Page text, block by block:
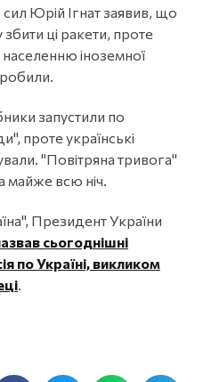
Юрій Ігнат заявив, що
ці ракети, проте
населенню іноземної
запустили по
проте українські
"Повітряна тривога"
майже всю ніч.
Президент України
сьогоднішні
по Україні, викликом